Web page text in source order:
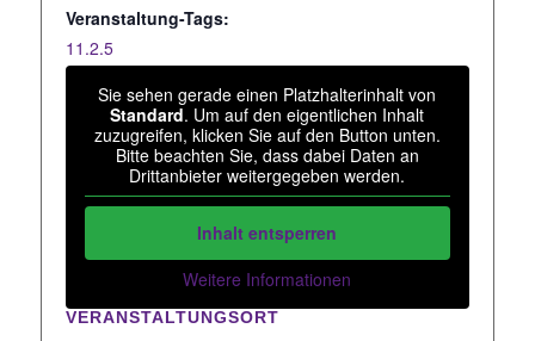
Veranstaltung-Tags:
11.2.5
VERANSTALTUNGSORT
Sie sehen gerade einen Platzhalterinhalt von
Standard. Um auf den eigentlichen Inhalt
zuzugreifen, klicken Sie auf den Button unten.
Bitte beachten Sie, dass dabei Daten an
Drittanbieter weitergegeben werden.
Inhalt entsperren
Weitere Informationen